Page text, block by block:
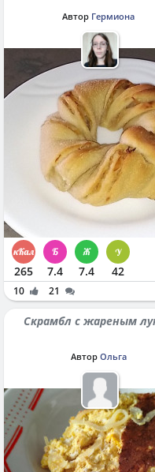
Автор Гермиона
265 7.4 7.4 42
10 21
Скрамбл с жареным
Автор Ольга